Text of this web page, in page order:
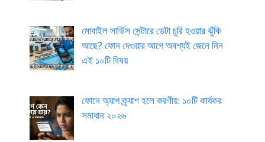
মোবাইল সার্ভিস সেন্টারে ডেটা চুরি হওয়ার ঝুঁকি
আছে? ফোন দেওয়ার আগে অবশ্যই জেনে নিন
এই ১০টি বিষয়
ফোনে অ্যাপ ক্র্যাশ হলে করণীয়: ১০টি কার্যকর
সমাধান ২০২৬